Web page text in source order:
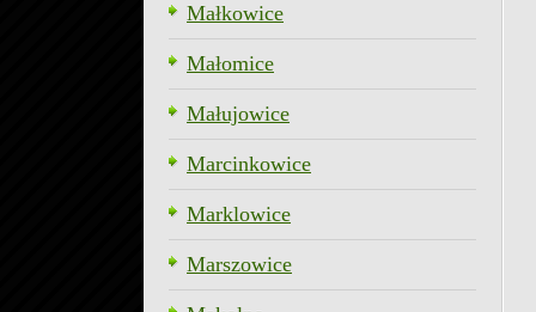
Małkowice
Małomice
Małujowice
Marcinkowice
Marklowice
Marszowice